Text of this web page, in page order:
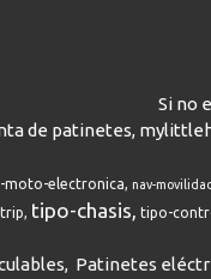
Si no
de patinetes,
moto-electronica nav-
tipo-chasis tipo-
Patinetes